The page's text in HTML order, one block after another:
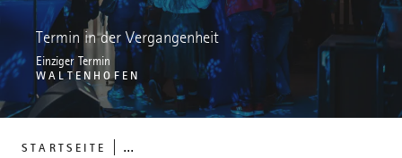
STARTSEITE ...
Termin in der Vergangenheit
Einziger Termin
WALTENHOFEN